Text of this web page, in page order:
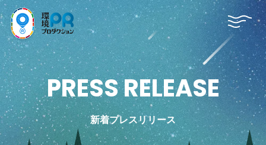
PRESSRELEASE
新着プレスリリース